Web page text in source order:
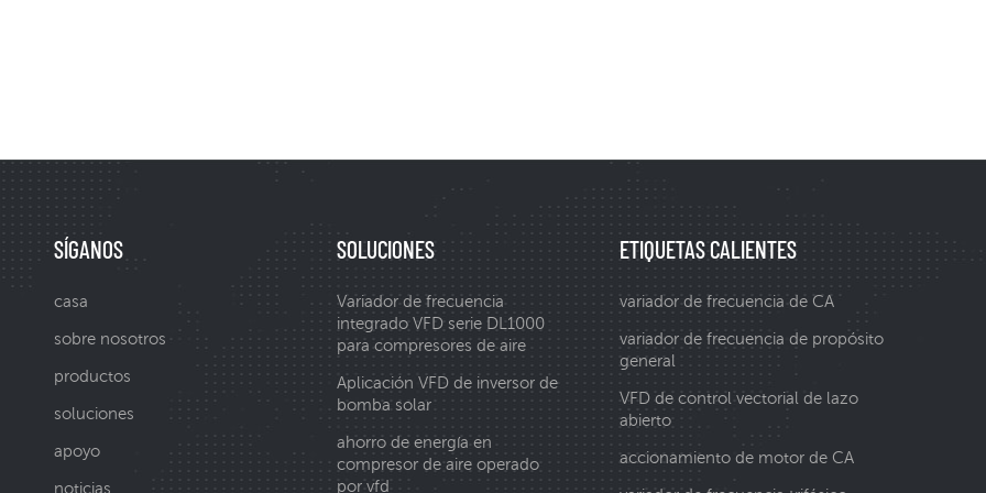
SÍGANOS
casa
sobre nosotros
productos
soluciones
apoyo
noticias
SOLUCIONES
Variador de frecuencia
integrado VFD serie DL1000
para compresores de aire
Aplicación VFD de inversor de
bomba solar
ahorro de energía en
compresor de aire operado
por vfd
ETIQUETAS CALIENTES
variador de frecuencia de CA
variador de frecuencia de propósito
general
VFD de control vectorial de lazo
abierto
accionamiento de motor de CA